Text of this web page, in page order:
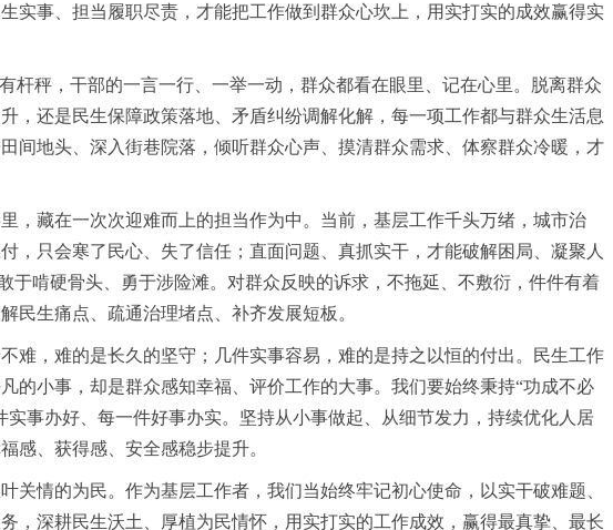
实事、担当履职尽责，才能把工作做到群众心坎上，用实打实的成效赢得实
杆秤，干部的一言一行、一举一动，群众都看在眼里、记在心里。脱离群众
，还是民生保障政策落地、矛盾纠纷调解化解，每一项工作都与群众生活息
间地头、深入街巷院落，倾听群众心声、摸清群众需求、体察群众冷暖，才
，藏在一次次迎难而上的担当作为中。当前，基层工作千头万绪，城市治
只会寒了民心、失了信任；直面问题、真抓实干，才能破解困局、凝聚人
于啃硬骨头、勇于涉险滩。对群众反映的诉求，不拖延、不敷衍，件件有着
民生痛点、疏通治理堵点、补齐发展短板。
难，难的是长久的坚守；几件实事容易，难的是持之以恒的付出。民生工作
的小事，却是群众感知幸福、评价工作的大事。我们要始终秉持“功成不必
事办好、每一件好事办实。坚持从小事做起、从细节发力，持续优化人居
感、获得感、安全感稳步提升。
关情的为民。作为基层工作者，我们当始终牢记初心使命，以实干破难题、
，深耕民生沃土、厚植为民情怀，用实打实的工作成效，赢得最真挚、最长